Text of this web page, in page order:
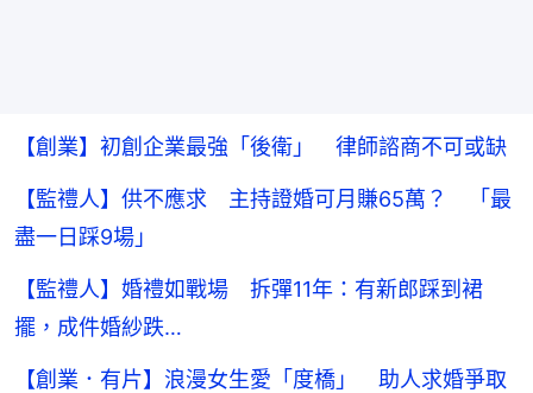
【創業】初創企業最強「後衛」 律師諮商不可或缺
【監禮人】供不應求 主持證婚可月賺65萬？ 「最
盡一日踩9場」
【監禮人】婚禮如戰場 拆彈11年：有新郎踩到裙
擺，成件婚紗跌…
【創業．有片】浪漫女生愛「度橋」 助人求婚爭取